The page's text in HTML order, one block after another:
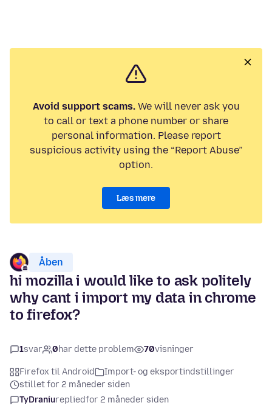
Avoid support scams.We will never ask you
to call or text a phone number or share
personal information. Please report
suspicious activity using the “Report Abuse”
option.
Læs mere
Åben
hi mozilla i would like to ask politely
why cant i import my data in chrome
to firefox?
1svar 0har dette problem 70visninger
Firefox til Android
Import- og eksportindstillinger
stillet for 2 måneder siden
TyDraniurepliedfor 2 måneder siden